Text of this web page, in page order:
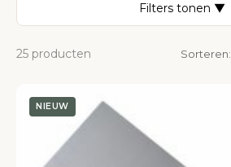
Filters tonen ▼
25 producten Sorteren:
NIEUW